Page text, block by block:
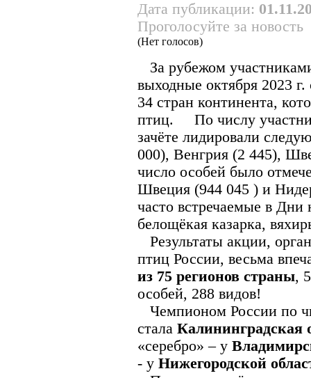
Дата публикации:
Проголосуйте за новость
(Нет голосов)
За рубежом
выходные октября 2023 г.
34 стран континента,
птиц. По числу
зачёте лидировали
000), Венгрия (2 445),
число особей было
Швеция (944 045 ) и
часто встречаемые в
белощёкая казарка,
Результаты акции,
птиц России, весьма
из 75 регионов страны,
особей, 288 видов!
Чемпионом России по
стала Калининградская
«серебро» – у
- у Нижегородской